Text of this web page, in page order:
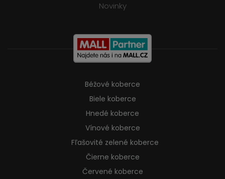
Novinky
Béžové koberce
Biele koberce
Hnedé koberce
Vínové koberce
Fľašovité zelené koberce
Čierne koberce
Červené koberce